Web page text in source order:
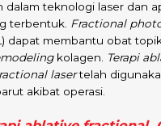
dalam teknologi laser dan
terbentuk. Fractional
dapat membantu obat
kolagen. Terapi
lasertelah
akibat operasi.